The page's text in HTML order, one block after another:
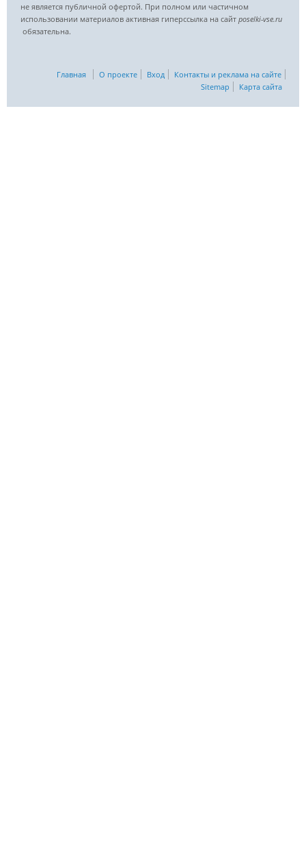
не является публичной офертой. При полном или частичном
использовании материалов активная гиперссылка на сайт poselki-vse.ru​
обязательна.
Главная О проекте Вход
Контакты и реклама на сайте
Sitemap
Карта сайта